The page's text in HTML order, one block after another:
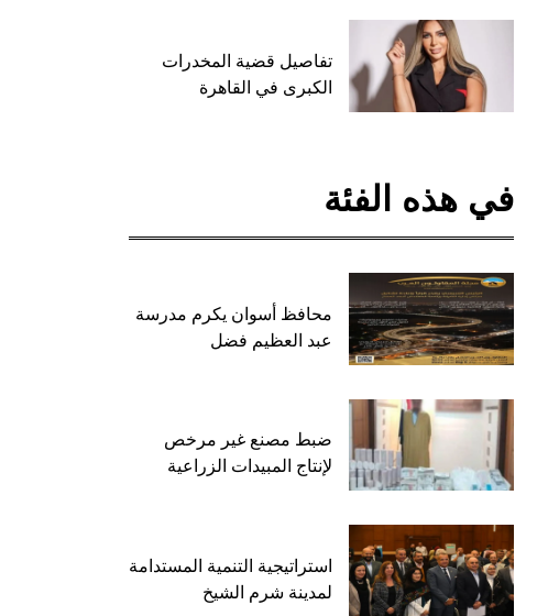
تفاصيل قضية المخدرات
الكبرى في القاهرة
في هذه الفئة
محافظ أسوان يكرم مدرسة
عبد العظيم فضل
ضبط مصنع غير مرخص
لإنتاج المبيدات الزراعية
استراتيجية التنمية المستدامة
لمدينة شرم الشيخ